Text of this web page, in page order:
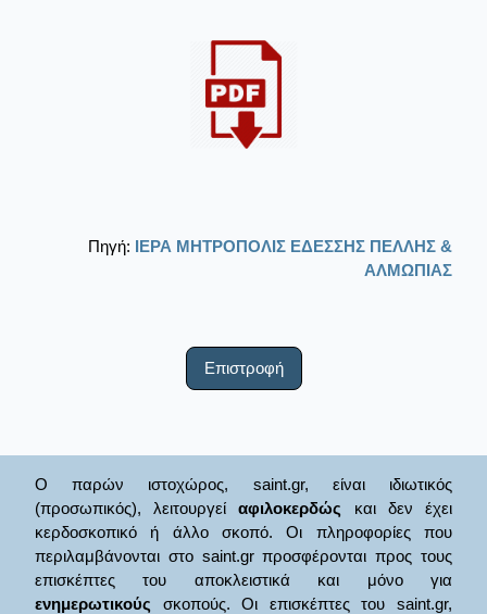
Πηγή: ΙΕΡΑ ΜΗΤΡΟΠΟΛΙΣ ΕΔΕΣΣΗΣ ΠΕΛΛΗΣ &
ΑΛΜΩΠΙΑΣ
Επιστροφή
Ο παρών ιστοχώρος, saint.gr, είναι ιδιωτικός
(προσωπικός), λειτουργείαφιλοκερδώς και δεν έχει
κερδοσκοπικό ή άλλο σκοπό. Οι πληροφορίες που
περιλαμβάνονται στο saint.gr προσφέρονται προς τους
επισκέπτες του αποκλειστικά και μόνο για
ενημερωτικούς σκοπούς. Οι επισκέπτες του saint.gr,